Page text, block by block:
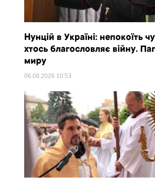
Нунцій в Україні: непокоїть
хтось благословляє війну.
миру
06.08.2026 10:53